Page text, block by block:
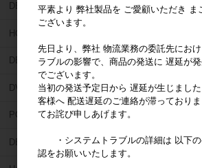
DEN TOUCH (デンタッチ)
HORICO (ホリコ)
DEDECO (デデコ)
DVA (ディーヴイエー)
POLIRAPID (ポリラピッド)
DENTSPLY (デンツプライ)
平素より 弊社製品を ご愛顧いただき ま
ございます。
先日より、弊社 物流業務の委託先にお
ラブルの影響で、商品の発送に 遅延が
でございます。
当初の発送予定日から 遅延が生じまし
客様へ 配送遅延のご連絡が滞っており
てお詫び申しあげます。
・システムトラブルの詳細は 以下の
認をお願いいたします。